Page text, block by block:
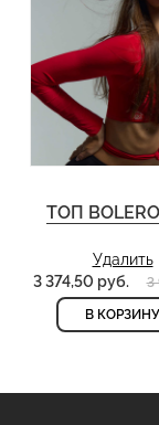
ТОП
Удалить
3 374,50 руб.
3
В КОРЗИНУ